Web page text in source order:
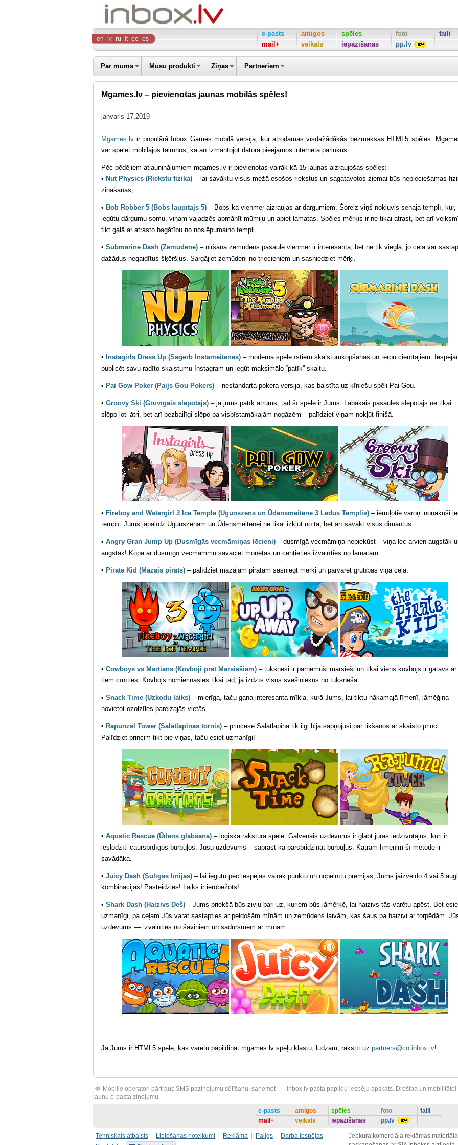
Inbox
Company
en lv ru lt ee es
e-pasts
mail+
amigos
veikals
spēles
iepazīšanās
foto
pp.lv
faili
Par mums Mūsu produkti Ziņas Partneriem
Mgames.lv – pievienotas jaunas mobilās spēles!
janvāris 17,2019
Mgames.lv ir populārā Inbox Games mobilā versija, kur atrodamas visdažādākās bezmaksas HTML5 spēles.
var spēlēt mobilajos tālruņos, kā arī izmantojot datorā pieejamos interneta pārlūkus.
Pēc pēdējiem atjauninājumiem mgames.lv ir pievienotas vairāk kā 15 jaunas aizraujošas spēles:
• Nut Physics (Riekstu fizika) – lai savāktu visus mežā esošos riekstus un sagatavotos ziemai būs nepieciešamas
zināšanas;
• Bob Robber 5 (Bobs laupītājs 5) – Bobs kā vienmēr aizraujas ar dārgumiem. Šoreiz viņš nokļuvis senajā templī, kur,
iegūtu dārgumu somu, viņam vajadzēs apmānīt mūmiju un apiet lamatas. Spēles mērķis ir ne tikai atrast, bet arī
tikt galā ar atrasto bagātību no noslēpumaino templi.
• Submarine Dash (Zemūdene) – niršana zemūdens pasaulē vienmēr ir interesanta, bet ne tik viegla, jo ceļā var
dažādus negaidītus šķēršļus. Sargājiet zemūdeni no triecieniem un sasniedziet mērķi.
• Instagirls Dress Up (Saģērb Instameitenes) – moderna spēle īstiem skaistumkopšanas un tērpu cienītājiem.
publicēt savu radīto skaistumu Instagram un iegūt maksimālo “patīk” skaitu.
• Pai Gow Poker (Paijs Gou Pokers) – nestandarta pokera versija, kas balstīta uz ķīniešu spēli Pai Gou.
• Groovy Ski (Grūvīgais slēpotājs) – ja jums patīk ātrums, tad šī spēle ir Jums. Labākais pasaules slēpotājs ne tikai
slēpo ļoti ātri, bet arī bezbailīgi slēpo pa visbīstamākajām nogāzēm – palīdziet viņam nokļūt finišā.
• Fireboy and Watergirl 3 Ice Temple (Ugunszēns un Ūdensmeitene 3 Ledus Templis) – iemīļotie varoņi nonākuši
templī. Jums jāpalīdz Ugunszēnam un Ūdensmeitenei ne tikai izkļūt no tā, bet arī savākt visus dimantus.
• Angry Gran Jump Up (Dusmīgās vecmāmiņas lēcieni) – dusmīgā vecmāmiņa nepiekūst – viņa lec arvien augstāk
augstāk! Kopā ar dusmīgo vecmammu savāciet monētas un centieties izvairīties no lamatām.
• Pirate Kid (Mazais pirāts) – palīdziet mazajam pirātam sasniegt mērķi un pārvarēt grūtības viņa ceļā.
• Cowboys vs Martians (Kovboji pret Marsiešiem) – tuksnesi ir pārņēmuši marsieši un tikai viens kovbojs ir gatavs ar
tiem cīnīties. Kovbojs nomierināsies tikai tad, ja izdzīs visus svešiniekus no tuksneša.
• Snack Time (Uzkodu laiks) – mierīga, taču gana interesanta mīkla, kurā Jums, lai tiktu nākamajā līmenī, jāmēģina
novietot ozolzīles pareizajās vietās.
• Rapunzel Tower (Salātlapiņas tornis) – princese Salātlapiņa tik ilgi bija sapņojusi par tikšanos ar skaisto princi.
Palīdziet princim tikt pie viņas, taču esiet uzmanīgi!
• Aquatic Rescue (Ūdens glābšana) – loģiska rakstura spēle. Galvenais uzdevums ir glābt jūras iedzīvotājus, kuri ir
ieslodzīti caurspīdīgos burbuļos. Jūsu uzdevums – saprast kā pārspridzināt burbuļus. Katram līmenim šī metode ir
savādāka.
• Juicy Dash (Sulīgas līnijas) – lai iegūtu pēc iespējas vairāk punktu un nopelnītu prēmijas, Jums jāizveido 4 vai 5
kombinācijas! Pasteidzies! Laiks ir ierobežots!
• Shark Dash (Haizivs Deš) – Jums priekšā būs zivju bari uz, kuriem būs jāmērķē, lai haizivs tās varētu apēst. Bet
uzmanīgi, pa ceļam Jūs varat sastapties ar peldošām mīnām un zemūdens laivām, kas šaus pa haizivi ar torpēdām.
uzdevums –– izvairīties no šāviņiem un sadursmēm ar mīnām.
Ja Jums ir HTML5 spēle, kas varētu papildināt mgames.lv spēļu klāstu, lūdzam, rakstīt uz partners@co.inbox.lv!
Mobilie operatori pārtrauc SMS paziņojumu sūtīšanu, saņemot
jaunu e-pasta ziņojumu.
Inbox.lv pasta papildu iespēju apskats. Drošība un mobilitāte!
e-pasts
mail+
amigos
veikals
spēles
iepazīšanās
foto
pp.lv
faili
Tehniskais atbalsts Lietošanas noteikumi Reklāma Palīgs
Darba iespējas
Jebkura komerciāla reklāmas